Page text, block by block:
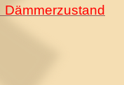
Dämmerzustand